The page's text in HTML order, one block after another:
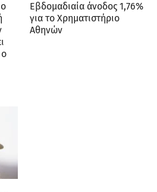
Εβδομαδιαία άνοδος 1,76%
για το Χρηματιστήριο
Αθηνών